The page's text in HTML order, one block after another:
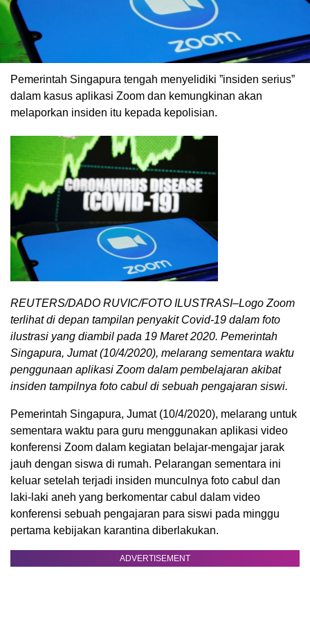
Pemerintah Singapura tengah menyelidiki ”insiden serius”
dalam kasus aplikasi Zoom dan kemungkinan akan
melaporkan insiden itu kepada kepolisian.
REUTERS/DADO RUVIC/FOTO ILUSTRASI–Logo Zoom
terlihat di depan tampilan penyakit Covid-19 dalam foto
ilustrasi yang diambil pada 19 Maret 2020. Pemerintah
Singapura, Jumat (10/4/2020), melarang sementara waktu
penggunaan aplikasi Zoom dalam pembelajaran akibat
insiden tampilnya foto cabul di sebuah pengajaran siswi.
Pemerintah Singapura, Jumat (10/4/2020), melarang untuk
sementara waktu para guru menggunakan aplikasi video
konferensi Zoom dalam kegiatan belajar-mengajar jarak
jauh dengan siswa di rumah. Pelarangan sementara ini
keluar setelah terjadi insiden munculnya foto cabul dan
laki-laki aneh yang berkomentar cabul dalam video
konferensi sebuah pengajaran para siswi pada minggu
pertama kebijakan karantina diberlakukan.
ADVERTISEMENT